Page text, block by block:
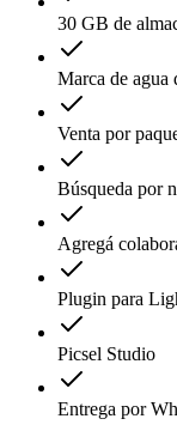
30 GB de
Marca de agua
Venta por
Búsqueda por
Agregá
Plugin para
Picsel Studio
Entrega por